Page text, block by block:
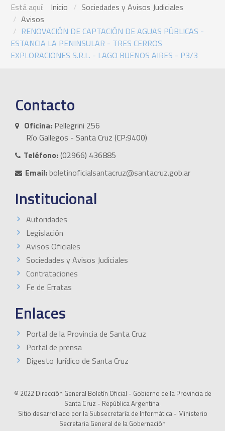
Está aquí: Inicio
Sociedades y Avisos Judiciales
Avisos
RENOVACIÓN DE CAPTACIÓN DE AGUAS PÚBLICAS -
ESTANCIA LA PENINSULAR - TRES CERROS
EXPLORACIONES S.R.L. - LAGO BUENOS AIRES - P3/3
Contacto
Oficina: Pellegrini 256
Río Gallegos - Santa Cruz (CP:9400)
Teléfono:(02966) 436885
Email:boletinoficialsantacruz@santacruz.gob.ar
Institucional
Autoridades
Legislación
Avisos Oficiales
Sociedades y Avisos Judiciales
Contrataciones
Fe de Erratas
Enlaces
Portal de la Provincia de Santa Cruz
Portal de prensa
Digesto Jurídico de Santa Cruz
© 2022 Dirección General Boletín Oficial - Gobierno de la Provincia de
Santa Cruz - República Argentina.
Sitio desarrollado por la Subsecretaría de Informática - Ministerio
Secretaria General de la Gobernación